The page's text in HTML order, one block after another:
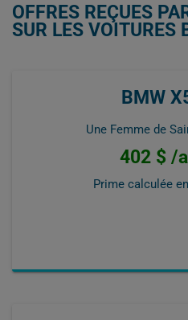
OFFRES REÇUES
SUR LES VOITURES
BMW
Une Femme de
402 $ /
Prime calculée en